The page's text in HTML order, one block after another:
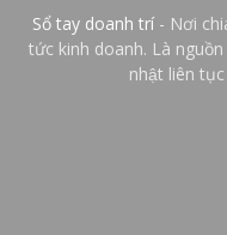
Sổ tay doanh trí - Nơi
tức kinh doanh. Là
nhật liên